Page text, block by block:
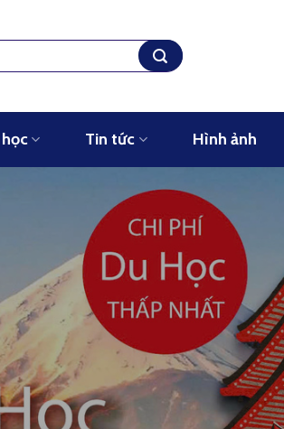
Tin tức Hình ảnh